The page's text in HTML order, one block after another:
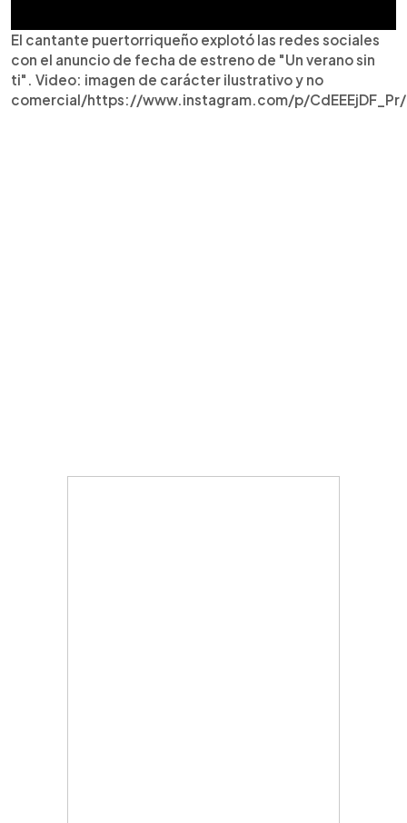
El cantante puertorriqueño explotó las redes sociales
con el anuncio de fecha de estreno de "Un verano sin
ti". Video: imagen de carácter ilustrativo y no
comercial/https://www.instagram.com/p/CdEEEjDF_Pr/